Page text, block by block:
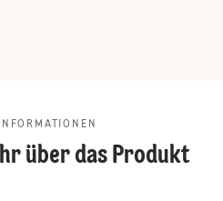
über das Produkt